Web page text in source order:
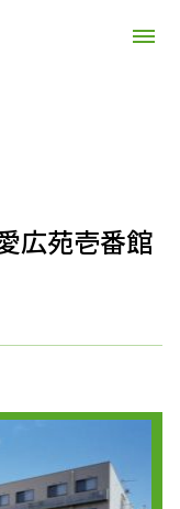
広苑壱番館